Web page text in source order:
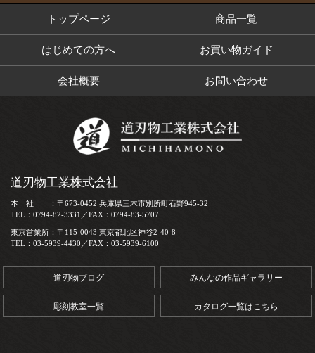
トップページ 商品一覧
はじめての方へ お買い物ガイド
会社概要 お問い合わせ
道刃物工業株式会社
本 社 ：〒673-0452 兵庫県三木市別所町石野945-32
TEL：0794-82-3331／FAX：0794-83-5707
東京営業所：〒115-0043 東京都北区神谷2-40-8
TEL：03-5939-4430／FAX：03-5939-6100
道刃物ブログ みんなの作品ギャラリー
彫刻教室一覧 カタログ一覧はこちら